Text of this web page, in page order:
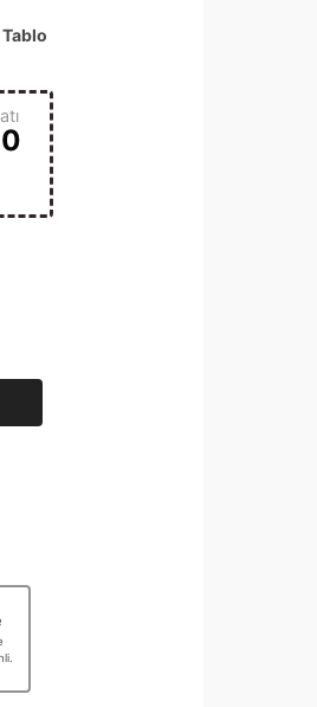
Tablo